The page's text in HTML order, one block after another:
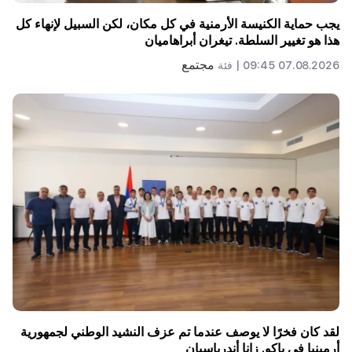
يجب حماية الكنيسة الأرمنية في كل مكان، لكن السبيل لإنهاء كل
هذا هو تغيير السلطة. تيغران أبراهاميان
07.08.2026 09:45 | فئة مجتمع
لقد كان فخرًا لا يوصف عندما تم عزف النشيد الوطني لجمهورية
أرمينيا في باكو. زانا أندرياسيان